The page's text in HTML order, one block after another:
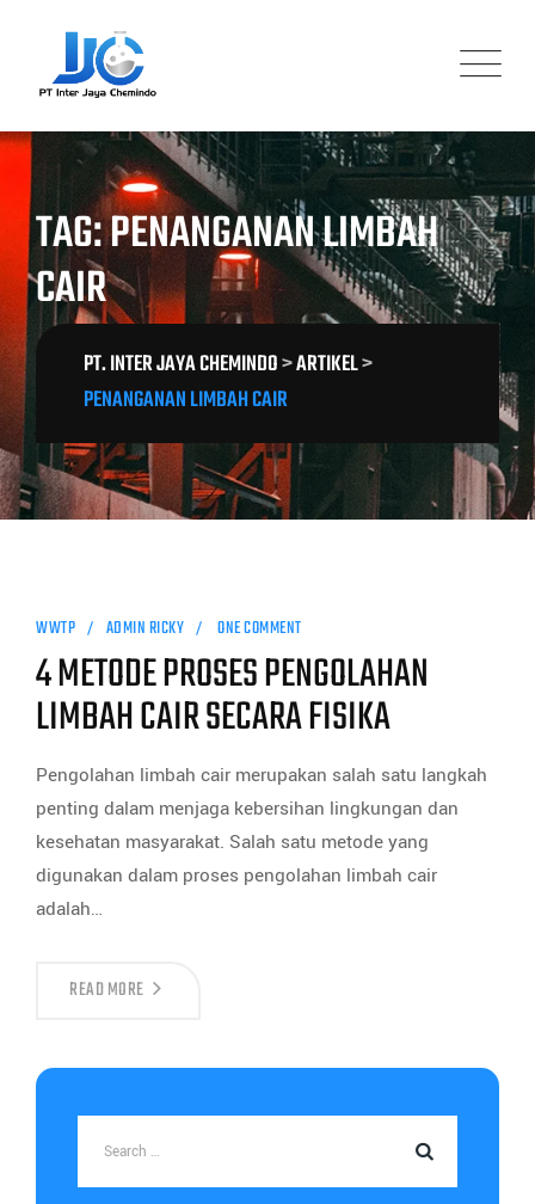
content
TAG: PENANGANAN LIMBAH
CAIR
PT. INTER JAYA CHEMINDO>ARTIKEL>
PENANGANAN LIMBAH CAIR
WWTP ADMIN RICKY ONE COMMENT
4 METODE PROSES PENGOLAHAN
LIMBAH CAIR SECARA FISIKA
Pengolahan limbah cair merupakan salah satu langkah
penting dalam menjaga kebersihan lingkungan dan
kesehatan masyarakat. Salah satu metode yang
digunakan dalam proses pengolahan limbah cair
adalah…
READ MORE